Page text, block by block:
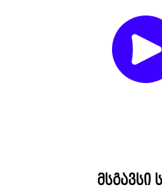
მსგავსი